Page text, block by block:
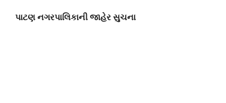
પાટણ નગરપાલિકાની જાહેર સુચના